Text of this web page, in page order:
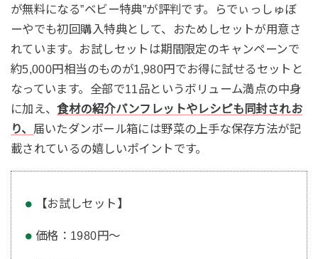
が無料になる”ベビー特典”が評判です。らでぃっしゅぼ
ーやでも初回購入特典として、おためしセットが用意さ
れています。お試しセットは期間限定のキャンペーンで
約5,000円相当のものが1,980円でお得に試せるセットと
なっています。全部で11品というボリューム満点の中身
に加え、食材の紹介パンフレットやレシピも同封されお
り、 届いたダンボール箱には野菜の上手な保存方法が記
載されているの嬉しいポイントです。
【お試しセット】
価格：1980円～